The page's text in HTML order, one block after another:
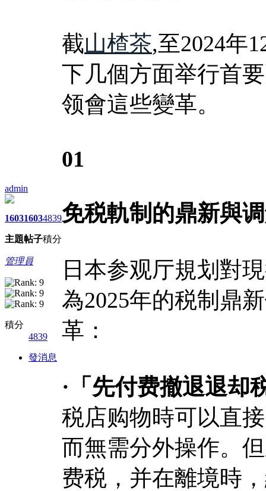
admin
1603
主題
1603
帖子
4839
積分
管理員
積分
4839
發消息
截山楂茶,至2024年
下几個方面举行首
领會這些變革。
01
免税軌制的鼎新與
日本参观厅規划對
為2025年的税制鼎
革：
·「先付费撤退退却
税店购物時可以直
而無需分外操作。
费税，并在離境時